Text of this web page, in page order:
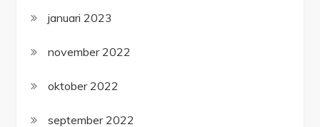
januari 2023
november 2022
oktober 2022
september 2022